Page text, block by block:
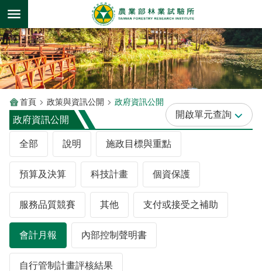
跳到主要內容區塊
首頁 政策與資訊公開 政府資訊公開
政府資訊公開 單元查詢
全部 說明 施政目標與重點
預算及決算 科技計畫 個資保護
服務品質競賽 其他 支付或接受之補助
會計月報 內部控制聲明書
自行管制計畫評核結果